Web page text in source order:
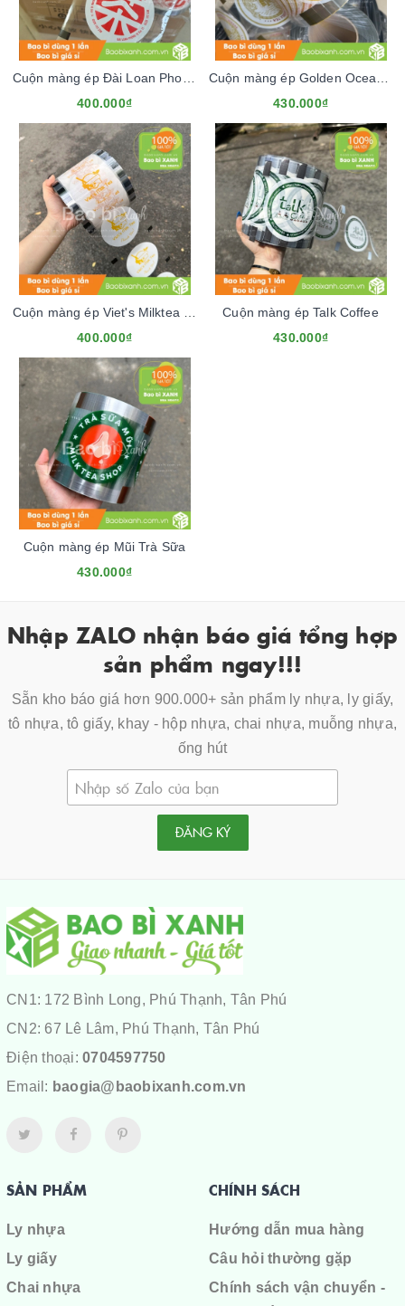
400.000₫
430.000₫
400.000₫
Cuộn màng ép Talk Coffee
430.000₫
Cuộn màng ép Mũi Trà Sữa
430.000₫
Nhập ZALO nhận báo giá tổng hợp
sản phẩm ngay!!!
Sẵn kho báo giá hơn 900.000+ sản phẩm ly nhựa, ly giấy,
tô nhựa, tô giấy, khay - hộp nhựa, chai nhựa, muỗng nhựa,
ống hút
ĐĂNG KÝ
CN1: 172 Bình Long, Phú Thạnh, Tân Phú
CN2: 67 Lê Lâm, Phú Thạnh, Tân Phú
Điện thoại: 0704597750
Email: baogia@baobixanh.com.vn
SẢN PHẨM
Ly nhựa
Ly giấy
Chai nhựa
CHÍNH SÁCH
Hướng dẫn mua hàng
Câu hỏi thường gặp
Chính sách vận chuyển -